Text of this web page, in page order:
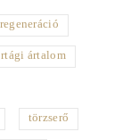
regeneráció
ártalom
törzserő